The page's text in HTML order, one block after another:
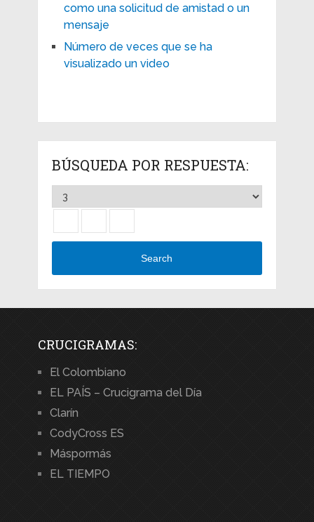
como una solicitud de amistad o un
mensaje
Número de veces que se ha
visualizado un video
BÚSQUEDA POR RESPUESTA:
Search
CRUCIGRAMAS:
El Colombiano
EL PAÍS – Crucigrama del Día
Clarín
CodyCross ES
Máspormás
EL TIEMPO